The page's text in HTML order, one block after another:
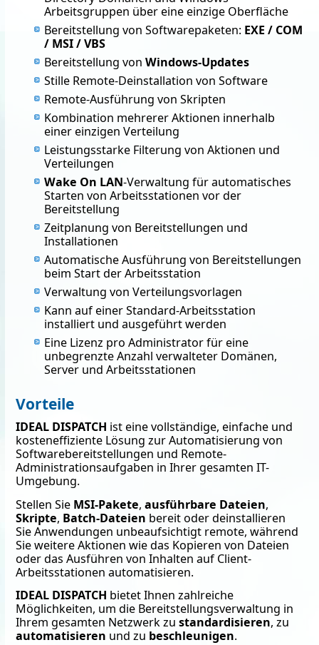
Arbeitsgruppen über eine einzige Oberfläche
Bereitstellung von Softwarepaketen: EXE / COM
/ MSI / VBS
Bereitstellung von Windows-Updates
Stille Remote-Deinstallation von Software
Remote-Ausführung von Skripten
Kombination mehrerer Aktionen innerhalb
einer einzigen Verteilung
Leistungsstarke Filterung von Aktionen und
Verteilungen
Wake On LAN-Verwaltung für automatisches
Starten von Arbeitsstationen vor der
Bereitstellung
Zeitplanung von Bereitstellungen und
Installationen
Automatische Ausführung von Bereitstellungen
beim Start der Arbeitsstation
Verwaltung von Verteilungsvorlagen
Kann auf einer Standard-Arbeitsstation
installiert und ausgeführt werden
Eine Lizenz pro Administrator für eine
unbegrenzte Anzahl verwalteter Domänen,
Server und Arbeitsstationen
Vorteile
IDEAL DISPATCH ist eine vollständige, einfache und
kosteneffiziente Lösung zur Automatisierung von
Softwarebereitstellungen und Remote-
Administrationsaufgaben in Ihrer gesamten IT-
Umgebung.
Stellen Sie MSI-Pakete, ausführbare Dateien,
Skripte, Batch-Dateien bereit oder deinstallieren
Sie Anwendungen unbeaufsichtigt remote, während
Sie weitere Aktionen wie das Kopieren von Dateien
oder das Ausführen von Inhalten auf Client-
Arbeitsstationen automatisieren.
IDEAL DISPATCH bietet Ihnen zahlreiche
Möglichkeiten, um die Bereitstellungsverwaltung in
Ihrem gesamten Netzwerk zu standardisieren, zu
automatisieren und zu beschleunigen.